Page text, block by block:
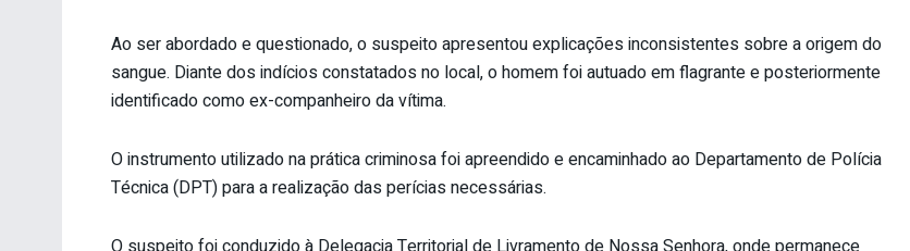
Ao ser abordado e questionado, o suspeito apresentou explicações inconsistentes sobre a origem do
sangue. Diante dos indícios constatados no local, o homem foi autuado em flagrante e posteriormente
identificado como ex-companheiro da vítima.
O instrumento utilizado na prática criminosa foi apreendido e encaminhado ao Departamento de Polícia
Técnica (DPT) para a realização das perícias necessárias.